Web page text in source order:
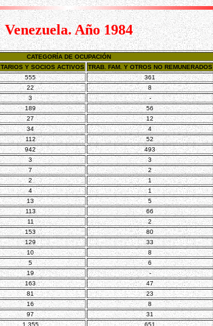
Venezuela. Año 1984
CATEGORÍA DE OCUPACIÓN
Y SOCIOS ACTIVOS TRAB. FAM. Y OTROS NO REMUNERADOS
555 361
22 8
3 -
189 56
27 12
34 4
112 52
942 493
3 3
7 2
2 1
4 1
13 5
113 66
11 2
153 80
129 33
10 8
5 6
19 -
163 47
81 23
16 8
97 31
1.355 651